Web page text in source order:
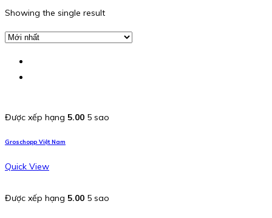
Showing the single result
Được xếp hạng 5.00 5 sao
Groschopp Việt Nam
Quick View
Được xếp hạng 5.00 5 sao